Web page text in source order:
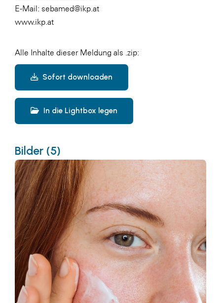
E-Mail: sebamed@ikp.at
www.ikp.at
Alle Inhalte dieser Meldung als .zip:
Sofort downloaden
In die Lightbox legen
Bilder (5)